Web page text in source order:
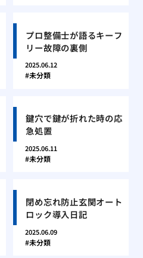
プロ整備士が語るキーフ
リー故障の裏側
2025.06.12
未分類
鍵穴で鍵が折れた時の応
急処置
2025.06.11
未分類
閉め忘れ防止玄関オート
ロック導入日記
2025.06.09
未分類